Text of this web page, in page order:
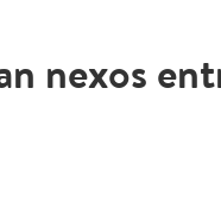
nexos